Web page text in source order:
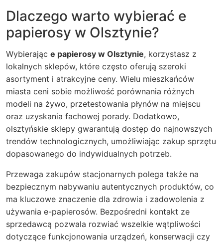
Dlaczego warto wybierać e
papierosy w Olsztynie?
Wybierając e papierosy w Olsztynie, korzystasz z
lokalnych sklepów, które często oferują szeroki
asortyment i atrakcyjne ceny. Wielu mieszkańców
miasta ceni sobie możliwość porównania różnych
modeli na żywo, przetestowania płynów na miejscu
oraz uzyskania fachowej porady. Dodatkowo,
olsztyńskie sklepy gwarantują dostęp do najnowszych
trendów technologicznych, umożliwiając zakup sprzętu
dopasowanego do indywidualnych potrzeb.
Przewaga zakupów stacjonarnych polega także na
bezpiecznym nabywaniu autentycznych produktów, co
ma kluczowe znaczenie dla zdrowia i zadowolenia z
używania e-papierosów. Bezpośredni kontakt ze
sprzedawcą pozwala rozwiać wszelkie wątpliwości
dotyczące funkcjonowania urządzeń, konserwacji czy